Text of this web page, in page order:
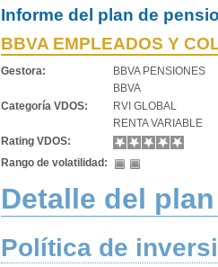
Informe del plan de
BBVA EMPLEADOS Y
Gestora:
BBVA PENSIONES
BBVA
Categoría VDOS:
RVI GLOBAL
RENTA VARIABLE
Rating VDOS:
Rango de volatilidad:
Detalle del plan
Política de